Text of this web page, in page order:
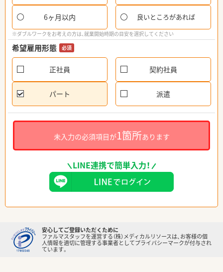
6ヶ月以内 良いところがあれば
※ダブルワークをお考えの方は、就業開始時期の目安を選択してください
希望雇用形態 必須
正社員 契約社員
パート 派遣
未入力の必須項目が1箇所あります
LINE連携で簡単入力！
安心してご登録いただくために
ファルマスタッフを運営する（株）メディカルリソースは、お客様の個
人情報を適切に管理する事業者としてプライバシーマークが付与され
ています。